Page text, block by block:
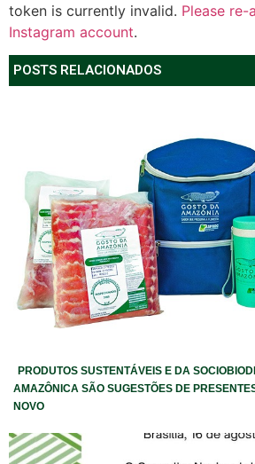
token is currently invalid. Please
Instagram account.
POSTS RELACIONADOS
PRODUTOS SUSTENTÁVEIS E DA
AMAZÔNICA SÃO SUGESTÕES DE
NOVO